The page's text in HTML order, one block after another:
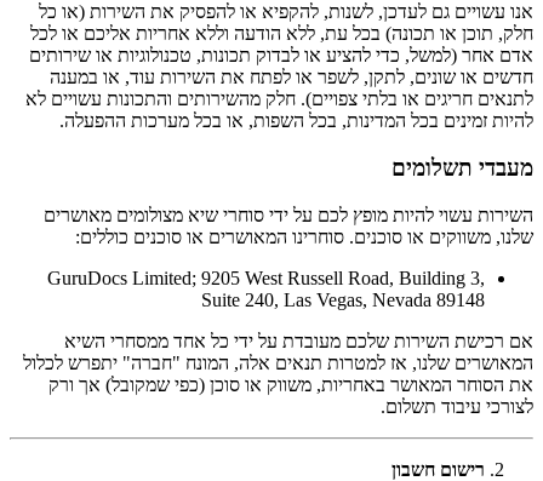
אנו עשויים גם לעדכן, לשנות, להקפיא או להפסיק את השירות (או כל
חלק, תוכן או תכונה) בכל עת, ללא הודעה וללא אחריות אליכם או לכל
אדם אחר (למשל, כדי להציע או לבדוק תכונות, טכנולוגיות או שירותים
חדשים או שונים, לתקן, לשפר או לפתח את השירות עוד, או במענה
לתנאים חריגים או בלתי צפויים). חלק מהשירותים והתכונות עשויים לא
להיות זמינים בכל המדינות, בכל השפות, או בכל מערכות ההפעלה.
מעבדי תשלומים
השירות עשוי להיות מופץ לכם על ידי סוחרי שיא מצולומים מאושרים
שלנו, משווקים או סוכנים. סוחרינו המאושרים או סוכנים כוללים:
GuruDocs Limited; 9205 West Russell Road, Building 3,
Suite 240, Las Vegas, Nevada 89148
אם רכישת השירות שלכם מעובדת על ידי כל אחד ממסחרי השיא
המאושרים שלנו, אז למטרות תנאים אלה, המונח "חברה" יתפרש לכלול
את הסוחר המאושר באחריות, משווק או סוכן (כפי שמקובל) אך ורק
לצורכי עיבוד תשלום.
רישום חשבון